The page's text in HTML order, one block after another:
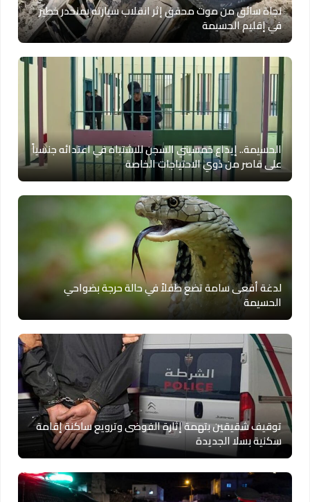
نجاة سائق من موت محقق إثر انقلاب سيارته بمنحدر خطير
في إقليم الحسيمة
الحسيمة.. إيداع خمسيني السجن للاشتباه في اعتدائه جنسياً
على قاصر من ذوي الاحتياجات الخاصة
لدغة أفعى سامة تضع طفلاً في حالة حرجة بضواحي
الحسيمة
توقيف شقيقين بتهمة إثارة الفوضى وترويع ساكنة إقامة
سكنية بسلا الجديدة